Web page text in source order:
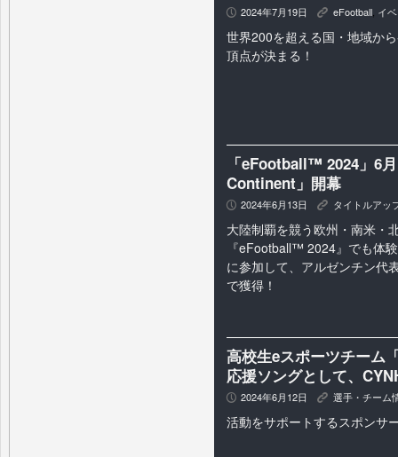
P 2024年7月19日 K eFootball, イ
世界200を超える国・地域か
頂点が決まる！
「eFootball™ 2024」6
Continent」開幕
P 2024年6月13日 K タイトルアッ
大陸制覇を競う欧州・南米・
『eFootball™ 2024』でも体
に参加して、アルゼンチン代
で獲得！
高校生eスポーツチーム
応援ソングとして、
P 2024年6月12日 K 選手・チーム
活動をサポートするスポンサ